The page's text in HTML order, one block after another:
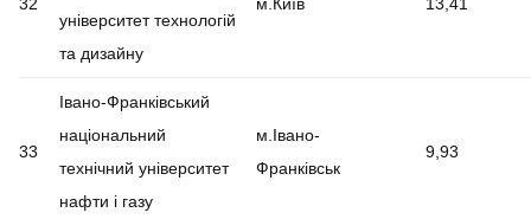
університет технологій
та дизайну
33
Івано-Франківський
національний
технічний університет
нафти і газу
м.Івано-
Франківськ
9,93